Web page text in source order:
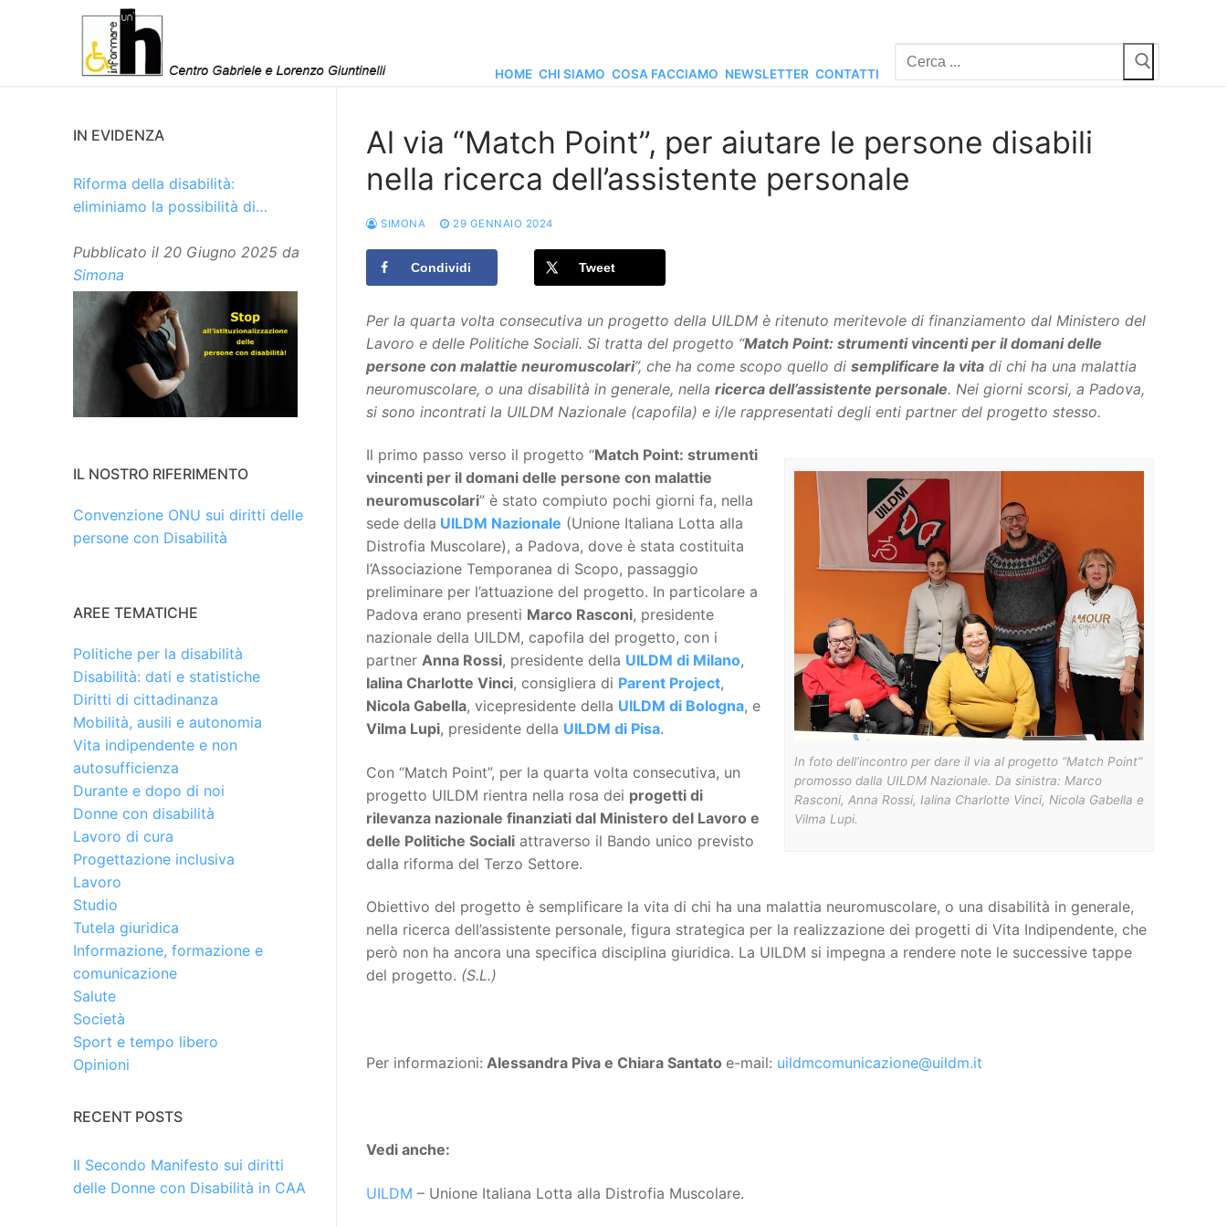
HOME CHI SIAMO COSA FACCIAMO NEWSLETTER CONTATTI
Cerca:
Al via “Match Point”, per aiutare le persone disabili
nella ricerca dell’assistente personale
SIMONA 29 GENNAIO 2024
Condividi Tweet
Per la quarta volta consecutiva un progetto della UILDM è ritenuto meritevole di finanziamento dal Ministero del
Lavoro e delle Politiche Sociali. Si tratta del progetto “Match Point: strumenti vincenti per il domani delle
persone con malattie neuromuscolari”, che ha come scopo quello di semplificare la vita di chi ha una malattia
neuromuscolare, o una disabilità in generale, nella ricerca dell’assistente personale. Nei giorni scorsi, a Padova,
si sono incontrati la UILDM Nazionale (capofila) e i/le rappresentati degli enti partner del progetto stesso.
In foto dell’incontro per dare il via al progetto “Match Point”
promosso dalla UILDM Nazionale. Da sinistra: Marco
Rasconi, Anna Rossi, Ialina Charlotte Vinci, Nicola Gabella e
Vilma Lupi.
Il primo passo verso il progetto “Match Point: strumenti
vincenti per il domani delle persone con malattie
neuromuscolari” è stato compiuto pochi giorni fa, nella
sede della UILDM Nazionale (Unione Italiana Lotta alla
Distrofia Muscolare), a Padova, dove è stata costituita
l’Associazione Temporanea di Scopo, passaggio
preliminare per l’attuazione del progetto. In particolare a
Padova erano presenti Marco Rasconi, presidente
nazionale della UILDM, capofila del progetto, con i
partner Anna Rossi, presidente della UILDM di Milano,
Ialina Charlotte Vinci, consigliera di Parent Project,
Nicola Gabella, vicepresidente della UILDM di Bologna, e
Vilma Lupi, presidente della UILDM di Pisa.
Con “Match Point”, per la quarta volta consecutiva, un
progetto UILDM rientra nella rosa dei progetti di
rilevanza nazionale finanziati dal Ministero del Lavoro e
delle Politiche Sociali attraverso il Bando unico previsto
dalla riforma del Terzo Settore.
Obiettivo del progetto è semplificare la vita di chi ha una malattia neuromuscolare, o una disabilità in generale,
nella ricerca dell’assistente personale, figura strategica per la realizzazione dei progetti di Vita Indipendente, che
però non ha ancora una specifica disciplina giuridica. La UILDM si impegna a rendere note le successive tappe
del progetto. (S.L.)
Per informazioni: Alessandra Piva e Chiara Santato e-mail: uildmcomunicazione@uildm.it
Vedi anche:
UILDM – Unione Italiana Lotta alla Distrofia Muscolare.
IN EVIDENZA
Riforma della disabilità:
eliminiamo la possibilità di
Pubblicato il 20 Giugno 2025 da
Simona
IL NOSTRO RIFERIMENTO
Convenzione ONU sui diritti delle
persone con Disabilità
AREE TEMATICHE
Politiche per la disabilità
Disabilità: dati e statistiche
Diritti di cittadinanza
Mobilità, ausili e autonomia
Vita indipendente e non
autosufficienza
Durante e dopo di noi
Donne con disabilità
Lavoro di cura
Progettazione inclusiva
Lavoro
Studio
Tutela giuridica
Informazione, formazione e
comunicazione
Salute
Società
Sport e tempo libero
Opinioni
RECENT POSTS
Il Secondo Manifesto sui diritti
delle Donne con Disabilità in CAA